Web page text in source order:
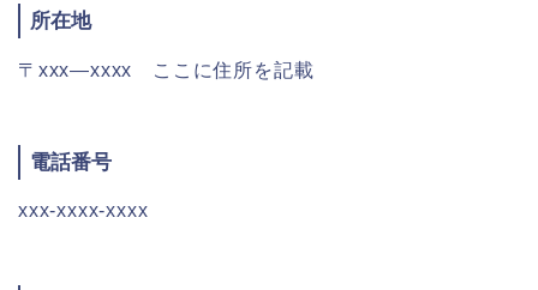
所在地
〒xxx―xxxx ここに住所を記載
電話番号
xxx-xxxx-xxxx